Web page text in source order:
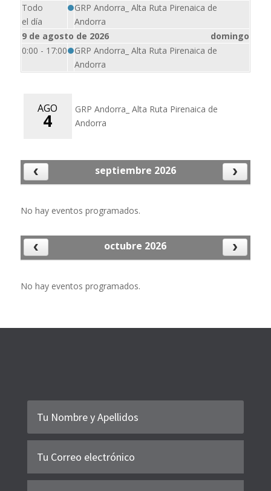
Todo
el día
GRP Andorra_ Alta Ruta Pirenaica de
Andorra
9 de agosto de 2026
domingo
0:00 - 17:00
GRP Andorra_ Alta Ruta Pirenaica de
Andorra
AGO
4
GRP Andorra_ Alta Ruta Pirenaica de
Andorra
septiembre 2026
No hay eventos programados.
octubre 2026
No hay eventos programados.